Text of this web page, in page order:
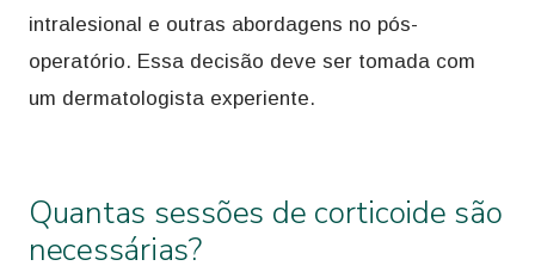
intralesional e outras abordagens no pós-
operatório. Essa decisão deve ser tomada com
um dermatologista experiente.
Quantas sessões de corticoide são
necessárias?